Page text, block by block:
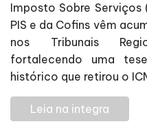
Imposto Sobre
PIS e da Cofins vêm
nos Tribunais
fortalecendo uma
histórico que retirou o
Leia na integra